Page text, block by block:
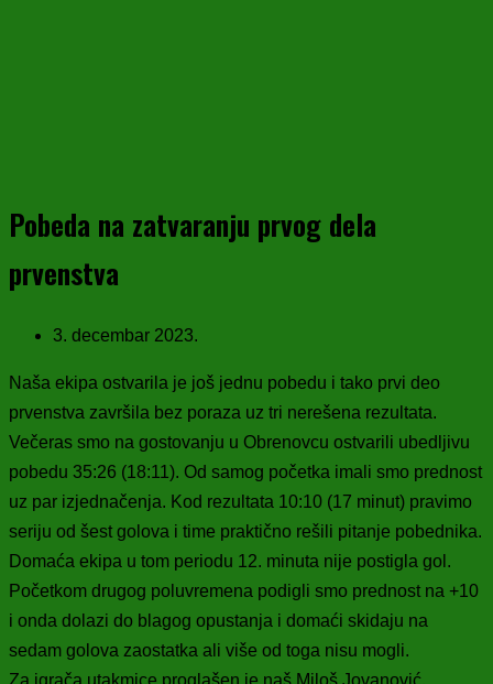
Pobeda na zatvaranju prvog dela
prvenstva
3. decembar 2023.
Naša ekipa ostvarila je još jednu pobedu i tako prvi deo
prvenstva završila bez poraza uz tri nerešena rezultata.
Večeras smo na gostovanju u Obrenovcu ostvarili ubedljivu
pobedu 35:26 (18:11). Od samog početka imali smo prednost
uz par izjednačenja. Kod rezultata 10:10 (17 minut) pravimo
seriju od šest golova i time praktično rešili pitanje pobednika.
Domaća ekipa u tom periodu 12. minuta nije postigla gol.
Početkom drugog poluvremena podigli smo prednost na +10
i onda dolazi do blagog opustanja i domaći skidaju na
sedam golova zaostatka ali više od toga nisu mogli.